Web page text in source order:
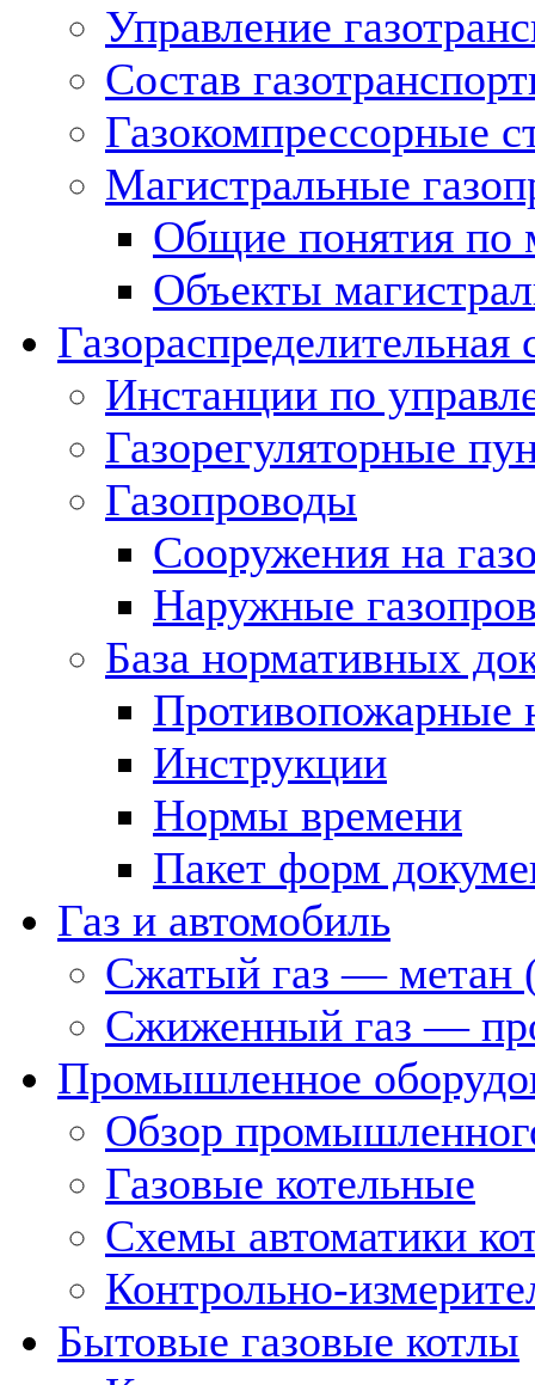
Управление
Состав
Газокомпрессорные
Магистральные
Общие понятия по
Объекты
Газораспределительная
Инстанции по
Газорегуляторные
Газопроводы
Сооружения на
Наружные
База нормативных
Противопожарные
Инструкции
Нормы времени
Пакет форм
Газ и автомобиль
Сжатый газ — метан
Сжиженный газ —
Промышленное
Обзор
Газовые котельные
Схемы автоматики
Контрольно-
Бытовые газовые котлы